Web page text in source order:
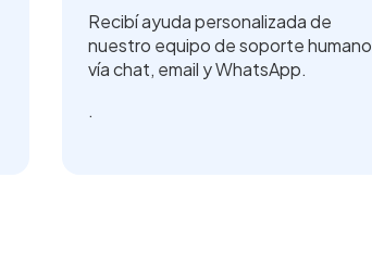
Recibí ayuda personalizada de
nuestro equipo de soporte humano
vía chat, email y WhatsApp.
.